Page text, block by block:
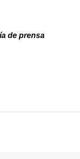
de prensa